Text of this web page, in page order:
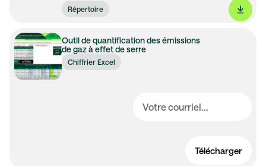
Répertoire
Outil de quantification des émissions
de gaz à effet de serre
Chiffrier Excel
Télécharger